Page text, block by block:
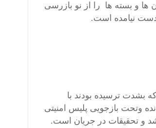
ها و بسته ها را از نو بازرسی
نیامده است.
بشدت ترسیده بودند با
وتحت بازجویی پلیس امنیتی
و تحقیقات در جریان است.